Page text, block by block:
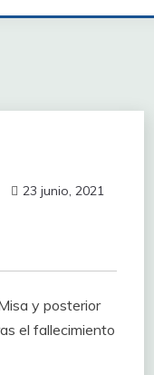
23 junio, 2021
y posterior
el fallecimiento